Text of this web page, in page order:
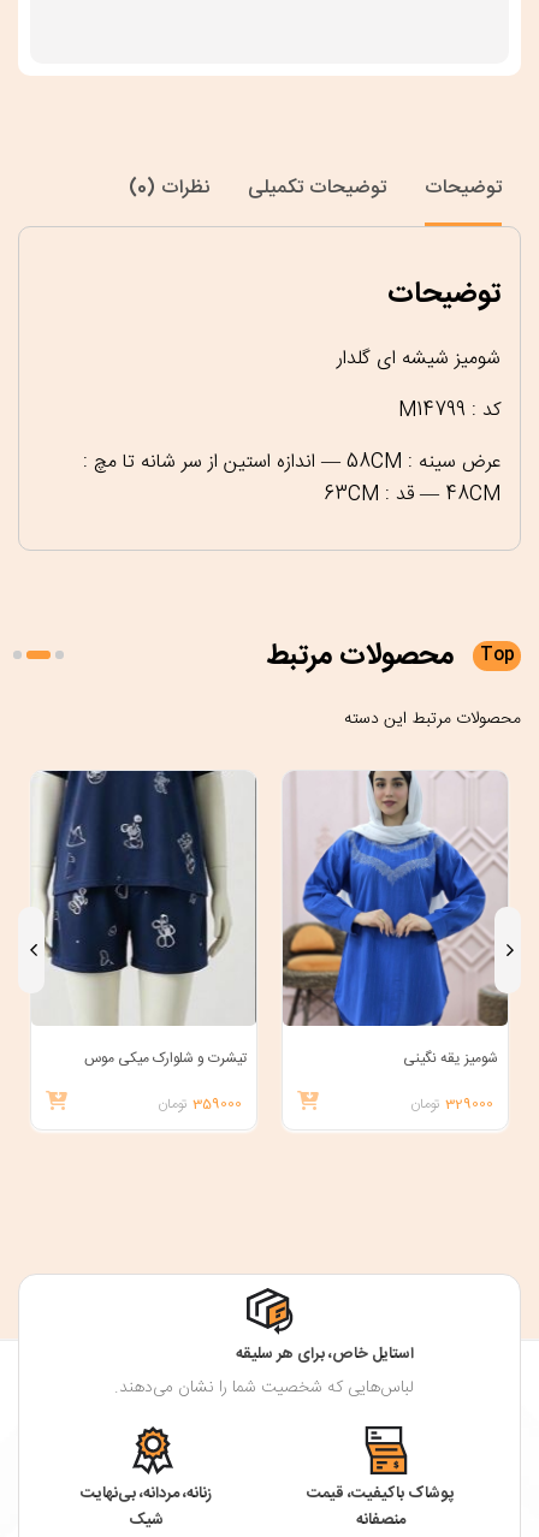
توضیحات توضیحات تکمیلی نظرات (0)
توضیحات
شومیز شیشه ای گلدار
کد : M14799
عرض سینه : 58CM — اندازه استین از سر شانه تا مچ :
48CM — قد : 63CM
Top محصولاتمرتبط
محصولات مرتبط این دسته
شومیز یقه نگینی
329000 تومان
تیشرت و شلوارک میکی موس
359000 تومان
استایل خاص، برای هر سلیقه
لباس‌هایی که شخصیت شما را نشان می‌دهند.
پوشاک باکیفیت، قیمت
منصفانه
زنانه، مردانه، بی‌نهایت
شیک